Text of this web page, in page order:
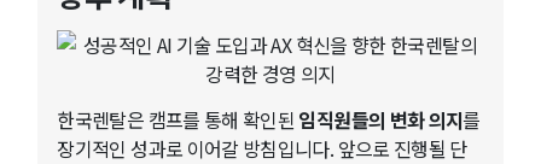
한국렌탈은 캠프를 통해 확인된 임직원들의 변화 의지를
장기적인 성과로 이어갈 방침입니다. 앞으로 진행될 단